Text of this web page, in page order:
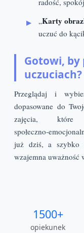
radość,
„Karty
uczuć do
Gotowi, by
uczuciach?
Przeglądaj i
dopasowane do
zajęcia, które
już dziś, a szybko
wzajemna uważność
1500+
opiekunek